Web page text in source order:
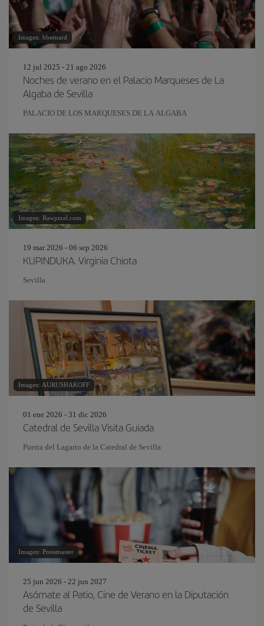
Imagen: bbernard
12 jul 2025 - 21 ago 2026
Noches de verano en el Palacio Marqueses de La
Algaba de Sevilla
PALACIO DE LOS MARQUESES DE LA ALGABA
Imagen: Rawpixel.com
19 mar 2026 - 06 sep 2026
KUPINDUKA. Virginia Chiota
Sevilla
Imagen: AURUSHAKOFF
01 ene 2026 - 31 dic 2026
Catedral de Sevilla Visita Guiada
Puerta del Lagarto de la Catedral de Sevilla
Imagen: Pressmaster
25 jun 2026 - 22 jun 2027
Asómate al Patio, Cine de Verano en la Diputación
de Sevilla